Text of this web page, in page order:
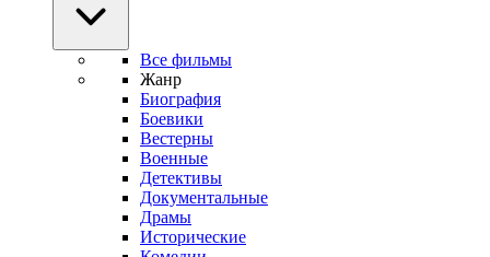
Все фильмы
Жанр
Биография
Боевики
Вестерны
Военные
Детективы
Документальные
Драмы
Исторические